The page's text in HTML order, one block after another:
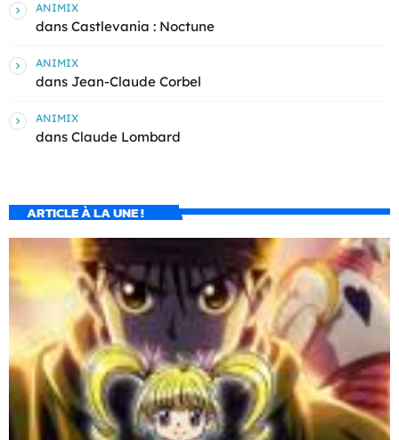
ANIMIX
dans Castlevania : Noctune
ANIMIX
dans Jean-Claude Corbel
ANIMIX
dans Claude Lombard
ARTICLE À LA UNE !